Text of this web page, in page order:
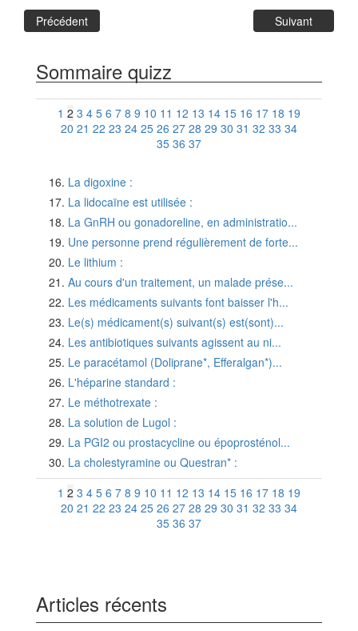
Précédent Suivant
Sommaire quizz
1 2 3 4 5 6 7 8 9 10 11 12 13 14 15 16 17 18 19
20 21 22 23 24 25 26 27 28 29 30 31 32 33 34
35 36 37
La digoxine :
La lidocaïne est utilisée :
La GnRH ou gonadoreline, en administratio...
Une personne prend régulièrement de forte...
Le lithium :
Au cours d'un traitement, un malade prése...
Les médicaments suivants font baisser l'h...
Le(s) médicament(s) suivant(s) est(sont)...
Les antibiotiques suivants agissent au ni...
Le paracétamol (Doliprane*, Efferalgan*)...
L'héparine standard :
Le méthotrexate :
La solution de Lugol :
La PGI2 ou prostacycline ou époprosténol...
La cholestyramine ou Questran* :
1 2 3 4 5 6 7 8 9 10 11 12 13 14 15 16 17 18 19
20 21 22 23 24 25 26 27 28 29 30 31 32 33 34
35 36 37
Articles récents